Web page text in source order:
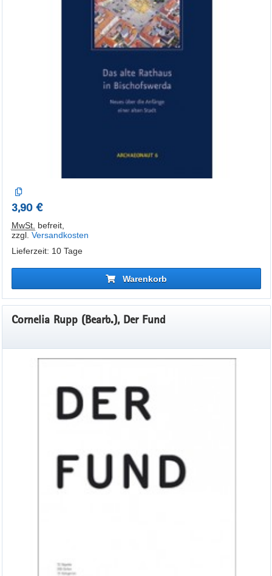
3,90 €
MwSt. befreit,
zzgl. Versandkosten
Lieferzeit: 10 Tage
Warenkorb
Cornelia Rupp (Bearb.), Der Fund